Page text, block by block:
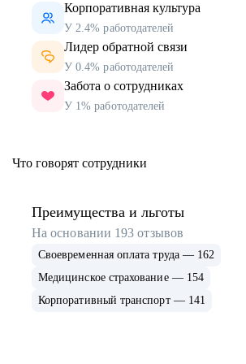
Корпоративная культура
У 2.4% работодателей
Лидер обратной связи
У 0.4% работодателей
Забота о сотрудниках
У 1% работодателей
Что говорят сотрудники
Преимущества и льготы
На основании 193 отзывов
Своевременная оплата труда — 162
Медицинское страхование — 154
Корпоративный транспорт — 141